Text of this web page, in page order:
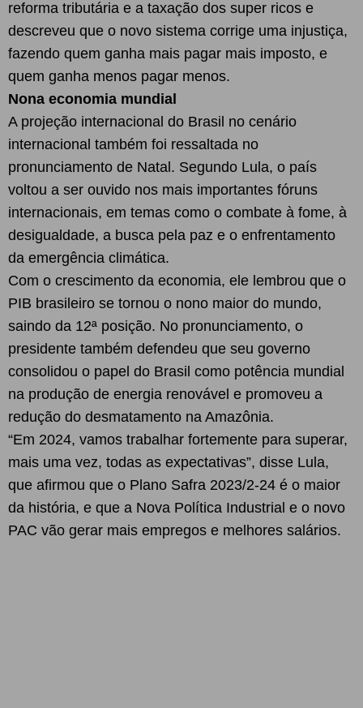
reforma tributária e a taxação dos super ricos e
descreveu que o novo sistema corrige uma injustiça,
fazendo quem ganha mais pagar mais imposto, e
quem ganha menos pagar menos.
Nona economia mundial
A projeção internacional do Brasil no cenário
internacional também foi ressaltada no
pronunciamento de Natal. Segundo Lula, o país
voltou a ser ouvido nos mais importantes fóruns
internacionais, em temas como o combate à fome, à
desigualdade, a busca pela paz e o enfrentamento
da emergência climática.
Com o crescimento da economia, ele lembrou que o
PIB brasileiro se tornou o nono maior do mundo,
saindo da 12ª posição. No pronunciamento, o
presidente também defendeu que seu governo
consolidou o papel do Brasil como potência mundial
na produção de energia renovável e promoveu a
redução do desmatamento na Amazônia.
“Em 2024, vamos trabalhar fortemente para superar,
mais uma vez, todas as expectativas”, disse Lula,
que afirmou que o Plano Safra 2023/2-24 é o maior
da história, e que a Nova Política Industrial e o novo
PAC vão gerar mais empregos e melhores salários.